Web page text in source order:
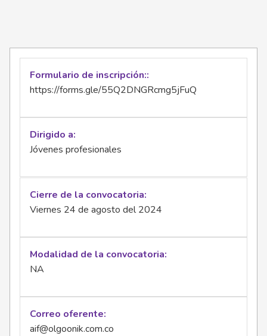
Formulario de inscripción:
https://forms.gle/55Q2DNGRcmg5jFuQ
Dirigido a
Jóvenes profesionales
Cierre de la convocatoria
Viernes 24 de agosto del 2024
Modalidad de la convocatoria
NA
Correo oferente
aif@olgoonik.com.co